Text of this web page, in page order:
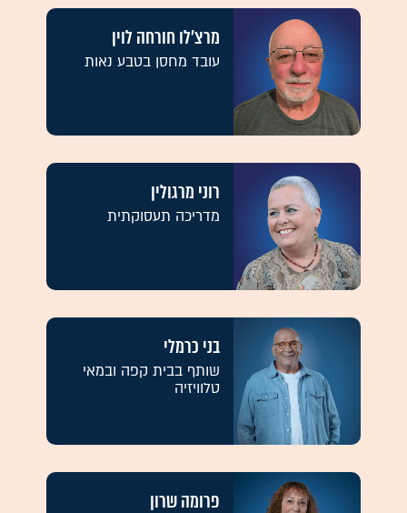
מרצ'לו חורחה לוין
עובד מחסן בטבע נאות
רוני מרגולין
מדריכה תעסוקתית
בני כרמלי
שותף בבית קפה ובמאי
טלוויזיה
פרומה שרון